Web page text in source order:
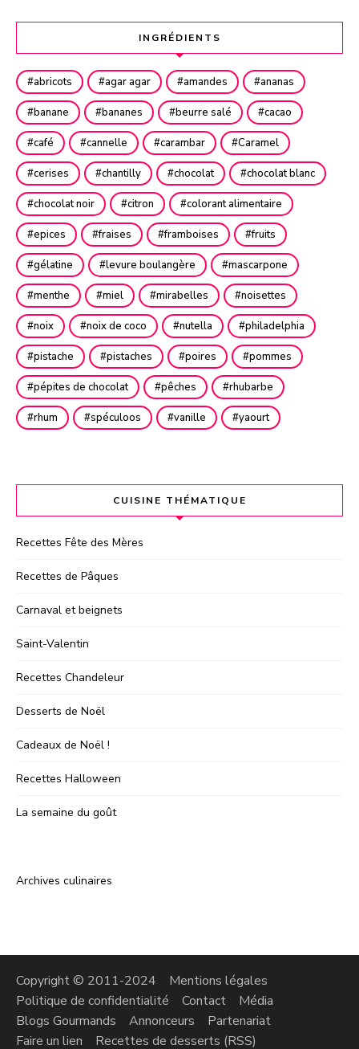
INGRÉDIENTS
abricots agar agar amandes ananas
banane bananes beurre salé cacao
café cannelle carambar Caramel
cerises chantilly chocolat chocolat blanc
chocolat noir citron colorant alimentaire
epices fraises framboises fruits
gélatine levure boulangère mascarpone
menthe miel mirabelles noisettes
noix noix de coco nutella philadelphia
pistache pistaches poires pommes
pépites de chocolat pêches rhubarbe
rhum spéculoos vanille yaourt
CUISINE THÉMATIQUE
Recettes Fête des Mères
Recettes de Pâques
Carnaval et beignets
Saint-Valentin
Recettes Chandeleur
Desserts de Noël
Cadeaux de Noël !
Recettes Halloween
La semaine du goût
Archives culinaires
Copyright © 2011-2024
Mentions légales
Politique de confidentialité
Contact
Média
Blogs Gourmands
Annonceurs
Partenariat
Faire un lien
Recettes de desserts (RSS)